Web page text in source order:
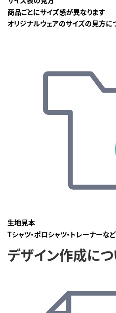
商品ごとにサイズ感が異なります
オリジナルウェアのサイズの見方に
生地見本
Tシャツ・ポロシャツ・トレーナー
デザイン作成に